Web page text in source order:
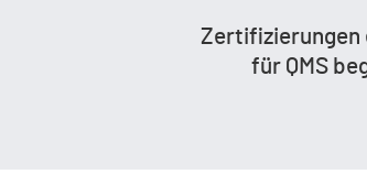
Zertifizierungen
für QMS